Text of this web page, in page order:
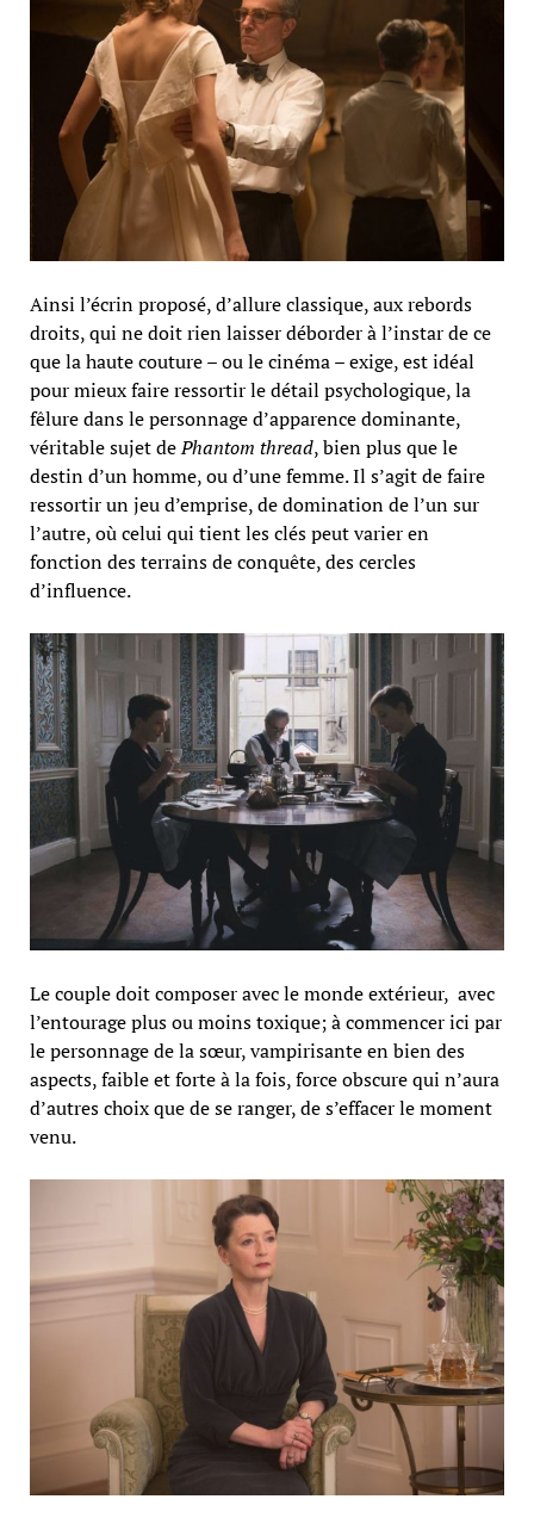
Ainsi l’écrin proposé, d’allure classique, aux rebords
droits, qui ne doit rien laisser déborder à l’instar de ce
que la haute couture – ou le cinéma – exige, est idéal
pour mieux faire ressortir le détail psychologique, la
fêlure dans le personnage d’apparence dominante,
véritable sujet dePhantom thread, bien plus que le
destin d’un homme, ou d’une femme. Il s’agit de faire
ressortir un jeu d’emprise, de domination de l’un sur
l’autre, où celui qui tient les clés peut varier en
fonction des terrains de conquête, des cercles
d’influence.
Le couple doit composer avec le monde extérieur, avec
l’entourage plus ou moins toxique; à commencer ici par
le personnage de la sœur, vampirisante en bien des
aspects, faible et forte à la fois, force obscure qui n’aura
d’autres choix que de se ranger, de s’effacer le moment
venu.